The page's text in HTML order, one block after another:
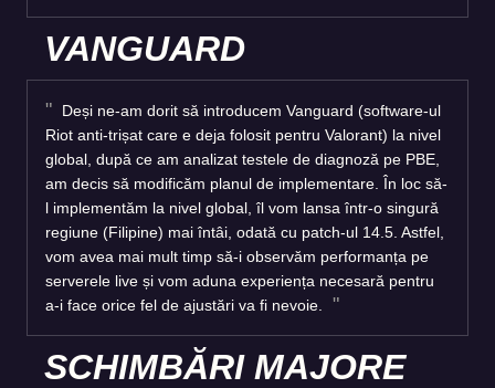
VANGUARD
Deși ne-am dorit să introducem Vanguard (software-ul
Riot anti-trișat care e deja folosit pentru Valorant) la nivel
global, după ce am analizat testele de diagnoză pe PBE,
am decis să modificăm planul de implementare. În loc să-
l implementăm la nivel global, îl vom lansa într-o singură
regiune (Filipine) mai întâi, odată cu patch-ul 14.5. Astfel,
vom avea mai mult timp să-i observăm performanța pe
serverele live și vom aduna experiența necesară pentru
a-i face orice fel de ajustări va fi nevoie.
SCHIMBĂRI MAJORE